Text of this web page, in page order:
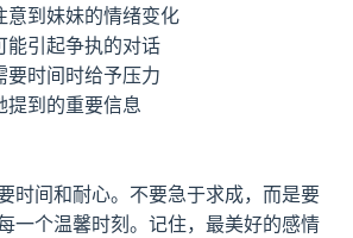
意到妹妹的情绪变化
能引起争执的对话
要时间时给予压力
提到的重要信息
时间和耐心。不要急于求成，而是要
一个温馨时刻。记住，最美好的感情